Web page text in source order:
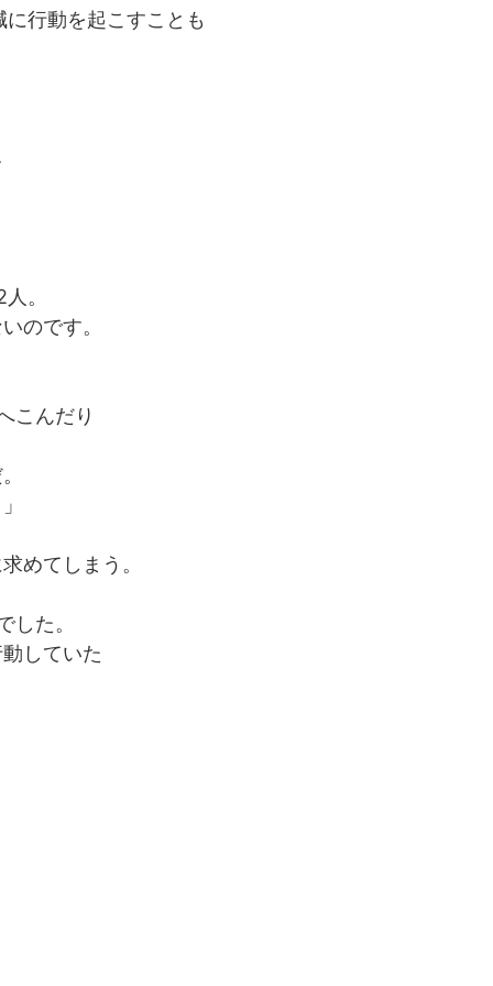
行動を起こすことも
。
のです。
こんだり
めてしまう。
た。
していた